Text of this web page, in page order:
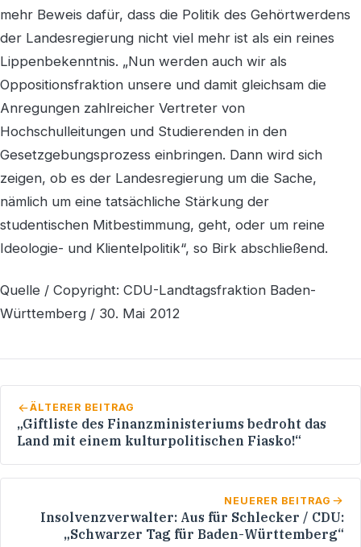
mehr Beweis dafür, dass die Politik des Gehörtwerdens
der Landesregierung nicht viel mehr ist als ein reines
Lippenbekenntnis. „Nun werden auch wir als
Oppositionsfraktion unsere und damit gleichsam die
Anregungen zahlreicher Vertreter von
Hochschulleitungen und Studierenden in den
Gesetzgebungsprozess einbringen. Dann wird sich
zeigen, ob es der Landesregierung um die Sache,
nämlich um eine tatsächliche Stärkung der
studentischen Mitbestimmung, geht, oder um reine
Ideologie- und Klientelpolitik“, so Birk abschließend.
Quelle / Copyright: CDU-Landtagsfraktion Baden-
Württemberg / 30. Mai 2012
ÄLTERER BEITRAG
„Giftliste des Finanzministeriums bedroht das
Land mit einem kulturpolitischen Fiasko!“
NEUERER BEITRAG
Insolvenzverwalter: Aus für Schlecker / CDU:
„Schwarzer Tag für Baden-Württemberg“